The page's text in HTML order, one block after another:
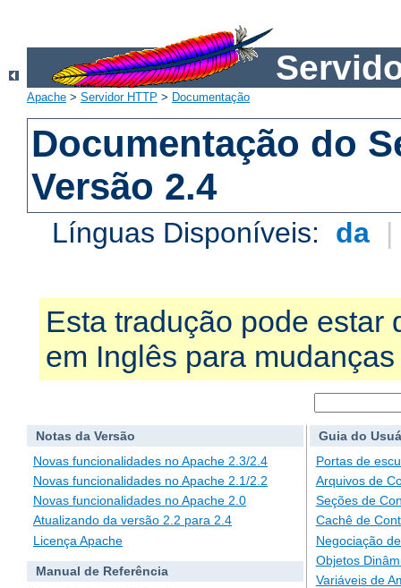
Apache > Servidor HTTP > Documentação
Documentação do
Versão 2.4
Línguas Disponíveis: da |
Esta tradução pode estar
em Inglês para
Notas da Versão
Novas funcionalidades no Apache 2.3/2.4
Novas funcionalidades no Apache 2.1/2.2
Novas funcionalidades no Apache 2.0
Atualizando da versão 2.2 para 2.4
Licença Apache
Manual de Referência
Guia do
Portas de
Arquivos de
Seções de
Cachê de
Negociação
Objetos
Variáveis de